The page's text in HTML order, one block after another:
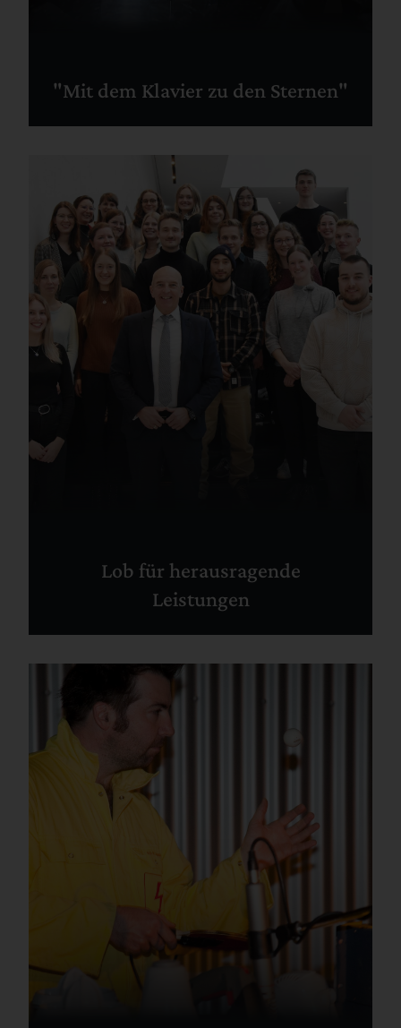
"Mit dem Klavier zu den Sternen"
Lob für herausragende
Leistungen